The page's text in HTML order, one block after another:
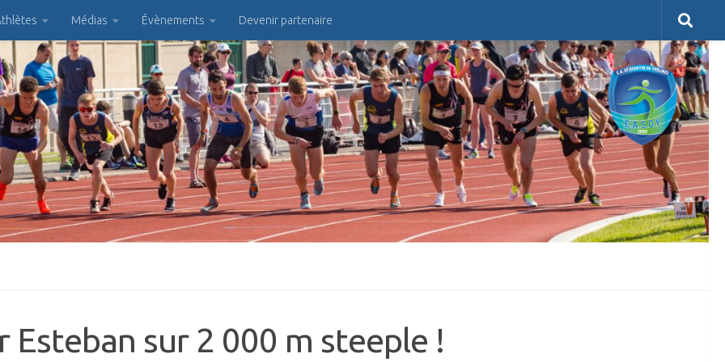
Médias Évènements Devenir partenaire
sur 2 000 m steeple !